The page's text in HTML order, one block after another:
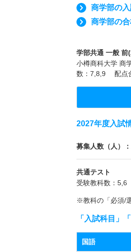
商学部の
商学部の
学部共通 一般 前
小樽商科大学 商
数：7,8,9 配点
2027年度入試
募集人数（人）
共通テスト
受験教科数：
※教科の「必須/
「入試科目」
国語